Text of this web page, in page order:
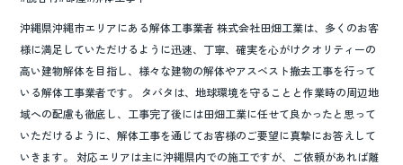
沖縄県沖縄市エリアにある解体工事業者 株式会社田畑工業は、多くのお客
様に満足していただけるように迅速、丁寧、確実を心がけクオリティーの
高い建物解体を目指し、様々な建物の解体やアスベスト撤去工事を行って
いる解体工事業者です。 タバタは、地球環境を守ることと作業時の周辺地
域への配慮も徹底し、工事完了後には田畑工業に任せて良かったと思って
いただけるように、解体工事を通じてお客様のご要望に真摯にお答えして
いきます。 対応エリアは主に沖縄県内での施工ですが、ご依頼があれば離